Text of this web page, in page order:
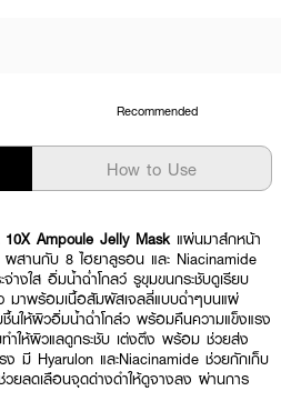
Recommended
How to Use
10X Ampoule Jelly Mask แผ่นมาส์กหน้า
ผสานกับ 8 ไฮยาลูรอน และ Niacinamide
างใส อิ่มน้ำฉ่ำโกลว์ รูขุมขนกระชับดูเรียบ
มาพร้อมเนื้อสัมผัสเจลลี่แบบฉ่ำๆบนแผ่
นให้ผิวอิ่มน้ำฉ่ำโกล์ว พร้อมคืนความแข็งแรง
ำให้ผิวแลดูกระชับ เต่งตึง พร้อม ช่วยส่ง
ง มี Hyarulon และNiacinamide ช่วยกักเก็บ
ยลดเลือนจุดด่างดำให้ดูจางลง ผ่านการ